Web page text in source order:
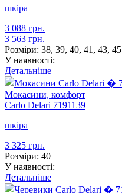
шкіра
3 088 грн.
3 563 грн.
Розміри: 38, 39, 40, 41, 43, 45
У наявності:
Детальніше
Мокасини, комфорт
Carlo Delari 7191139
шкіра
3 325 грн.
Розміри: 40
У наявності:
Детальніше